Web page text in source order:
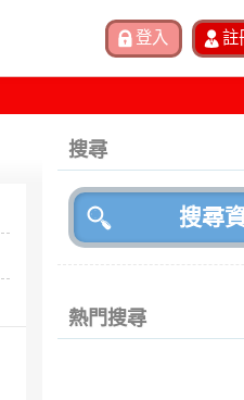
搜尋
熱門搜尋